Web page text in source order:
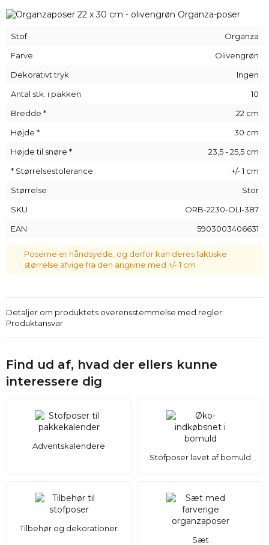
parfume eller en lille gave til en elsket, eller som elegant
emballage til en lejlighedsvis gave fra en virksomhed eller
organisation -
kan bruges hvor som helst,
fordi de kan bruges til at opbevare næsten alt, til enhver
lejlighed, uden undtagelse!
Stof
Organza
Farve
Olivengrøn
Dekorativt tryk
Ingen
Antal stk. i pakken
10
Bredde *
22 cm
Højde *
30 cm
Højde til snøre *
23,5 - 25,5 cm
* Størrelsestolerance
+/- 1 cm
Størrelse
Stor
SKU
ORB-2230-OLI-387
EAN
5903003406631
Poserne er håndsyede, og derfor kan deres faktiske
størrelse afvige fra den angivne med +/- 1 cm
Detaljer om produktets overensstemmelse med regler:
Produktansvar
Find ud af, hvad der ellers kunne
interessere dig
Adventskalendere
Stofposer lavet af bomuld
Tilbehør og dekorationer
Sæt